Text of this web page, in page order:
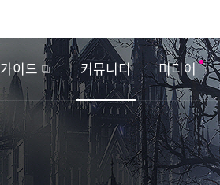
가이드 커뮤니티 미디어